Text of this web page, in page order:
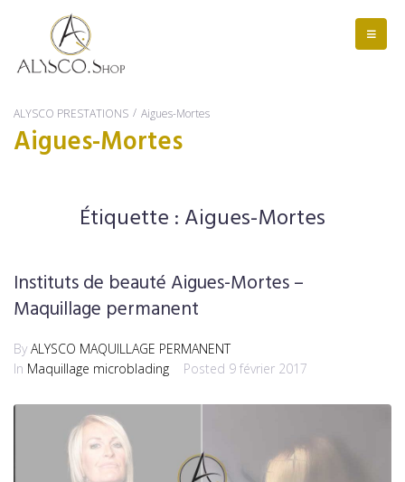
Aigues-Mortes
ALYSCO PRESTATIONS / Aigues-Mortes
Étiquette : Aigues-Mortes
Instituts de beauté Aigues-Mortes –
Maquillage permanent
By ALYSCO MAQUILLAGE PERMANENT
In Maquillage microblading Posted 9 février 2017